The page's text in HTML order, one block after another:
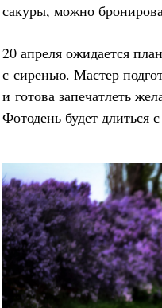
сакуры, можно
20 апреля ожидается
с сиренью. Мастер
и готова запечатлеть
Фотодень будет длиться